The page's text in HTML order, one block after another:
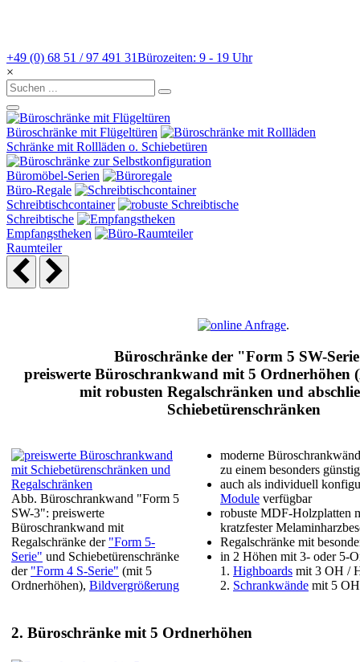
+49 (0) 68 51 / 97 491 31Bürozeiten: 9 - 19 Uhr
×
Büroschränke mit Flügeltüren
Schränke mit Rollläden o. Schiebetüren
Büromöbel-Serien
Büro-Regale
Schreibtischcontainer
Schreibtische
Empfangstheken
Raumteiler
.
Büroschränke der "Form 5 SW-
preiswerte Büroschrankwand mit 5 Ordnerhöhen
mit robusten Regalschränken und
Schiebetürenschränken
Abb. Büroschrankwand "Form 5
SW-3": preiswerte
Büroschrankwand mit
Regalschränke der "Form 5-
Serie" und Schiebetürenschränke
der "Form 4 S-Serie" (mit 5
Ordnerhöhen), Bildvergrößerung
moderne
zu einem besonders
auch als individuell
Module verfügbar
robuste MDF-Holzplatten
kratzfester
Regalschränke mit
in 2 Höhen mit 3- oder 5-
1. Highboards mit 3 OH /
2. Schrankwände mit 5
2. Büroschränke mit 5 Ordnerhöhen